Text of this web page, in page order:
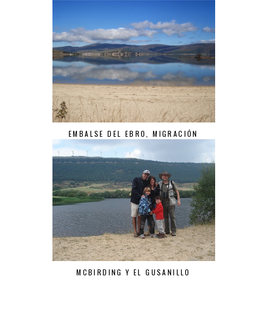
EMBALSE DEL EBRO, MIGRACIÓN
MCBIRDING Y EL GUSANILLO